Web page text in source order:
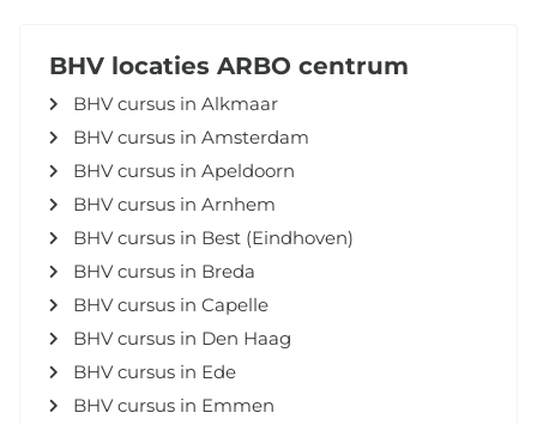
BHV locaties ARBO centrum
BHV cursus in Alkmaar
BHV cursus in Amsterdam
BHV cursus in Apeldoorn
BHV cursus in Arnhem
BHV cursus in Best (Eindhoven)
BHV cursus in Breda
BHV cursus in Capelle
BHV cursus in Den Haag
BHV cursus in Ede
BHV cursus in Emmen